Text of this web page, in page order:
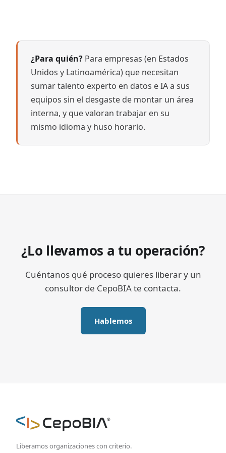
¿Para quién? Para empresas (en Estados
Unidos y Latinoamérica) que necesitan
sumar talento experto en datos e IA a sus
equipos sin el desgaste de montar un área
interna, y que valoran trabajar en su
mismo idioma y huso horario.
¿Lo llevamos a tu operación?
Cuéntanos qué proceso quieres liberar y un
consultor de CepoBIA te contacta.
Hablemos
Liberamos organizaciones con criterio.